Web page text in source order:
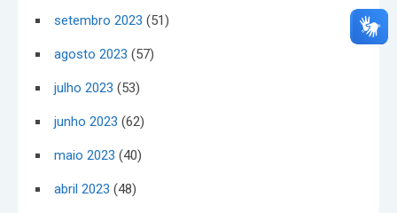
setembro 2023 (51)
agosto 2023 (57)
julho 2023 (53)
junho 2023 (62)
maio 2023 (40)
abril 2023 (48)